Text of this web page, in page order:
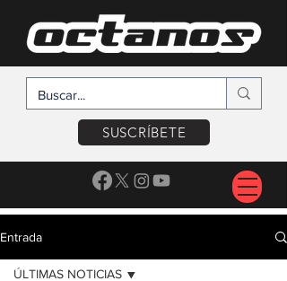
SUSCRÍBETE
Entrada
ÚLTIMAS NOTICIAS